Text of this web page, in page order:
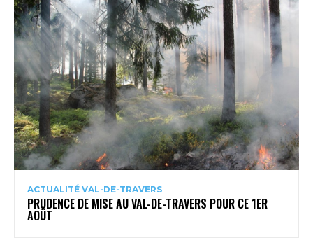
ACTUALITÉ VAL-DE-TRAVERS
PRUDENCE DE MISE AU VAL-DE-TRAVERS POUR CE 1ER
AOÛT